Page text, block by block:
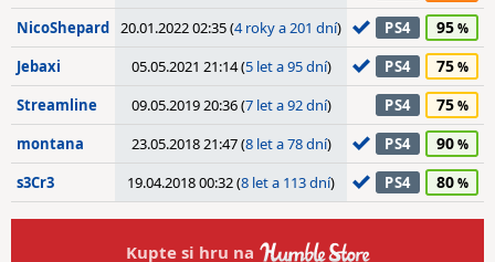
NicoShepard 20.01.2022 02:35 (4 roky a 201 dní) PS4 95
Jebaxi 05.05.2021 21:14 (5 let a 95 dní) PS4 75
Streamline 09.05.2019 20:36 (7 let a 92 dní) PS4 75
montana 23.05.2018 21:47 (8 let a 78 dní) PS4 90
s3Cr3 19.04.2018 00:32 (8 let a 113 dní) PS4 80
Kupte si hru na